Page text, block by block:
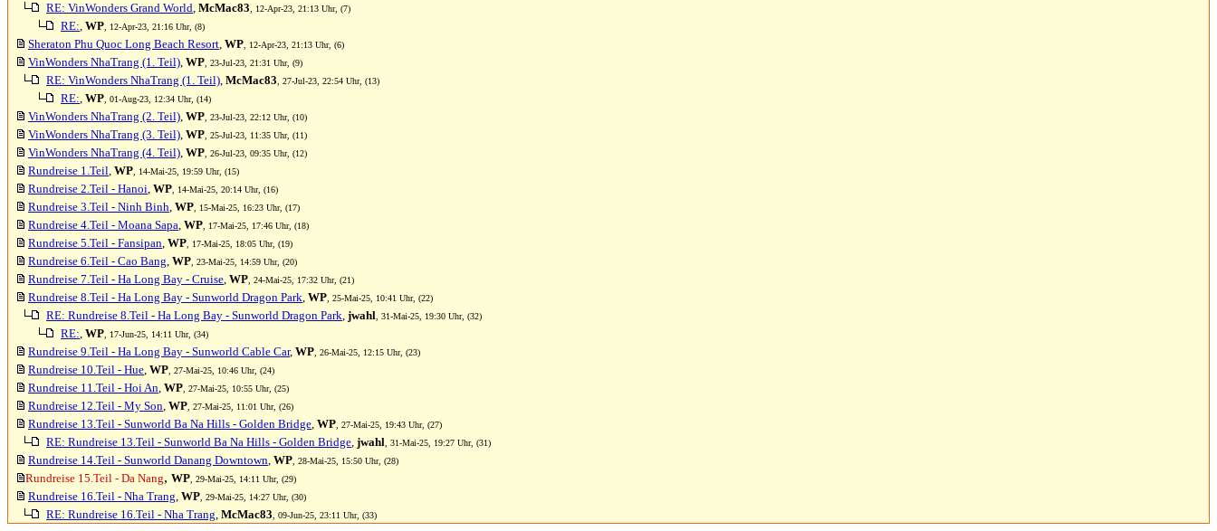
RE: VinWonders Grand World, McMac83 , 12-Apr-23, 21:13 Uhr, (7)
RE:, WP , 12-Apr-23, 21:16 Uhr, (8)
Sheraton Phu Quoc Long Beach Resort, WP , 12-Apr-23, 21:13 Uhr, (6)
VinWonders NhaTrang (1. Teil), WP , 23-Jul-23, 21:31 Uhr, (9)
RE: VinWonders NhaTrang (1. Teil), McMac83 , 27-Jul-23, 22:54 Uhr, (13)
RE:, WP , 01-Aug-23, 12:34 Uhr, (14)
VinWonders NhaTrang (2. Teil), WP , 23-Jul-23, 22:12 Uhr, (10)
VinWonders NhaTrang (3. Teil), WP , 25-Jul-23, 11:35 Uhr, (11)
VinWonders NhaTrang (4. Teil), WP , 26-Jul-23, 09:35 Uhr, (12)
Rundreise 1.Teil, WP , 14-Mai-25, 19:59 Uhr, (15)
Rundreise 2.Teil - Hanoi, WP , 14-Mai-25, 20:14 Uhr, (16)
Rundreise 3.Teil - Ninh Binh, WP , 15-Mai-25, 16:23 Uhr, (17)
Rundreise 4.Teil - Moana Sapa, WP , 17-Mai-25, 17:46 Uhr, (18)
Rundreise 5.Teil - Fansipan, WP , 17-Mai-25, 18:05 Uhr, (19)
Rundreise 6.Teil - Cao Bang, WP , 23-Mai-25, 14:59 Uhr, (20)
Rundreise 7.Teil - Ha Long Bay - Cruise, WP , 24-Mai-25, 17:32 Uhr, (21)
Rundreise 8.Teil - Ha Long Bay - Sunworld Dragon Park, WP , 25-Mai-25, 10:41 Uhr, (22)
RE: Rundreise 8.Teil - Ha Long Bay - Sunworld Dragon Park, jwahl , 31-Mai-25, 19:30 Uhr, (32)
RE:, WP , 17-Jun-25, 14:11 Uhr, (34)
Rundreise 9.Teil - Ha Long Bay - Sunworld Cable Car, WP , 26-Mai-25, 12:15 Uhr, (23)
Rundreise 10.Teil - Hue, WP , 27-Mai-25, 10:46 Uhr, (24)
Rundreise 11.Teil - Hoi An, WP , 27-Mai-25, 10:55 Uhr, (25)
Rundreise 12.Teil - My Son, WP , 27-Mai-25, 11:01 Uhr, (26)
Rundreise 13.Teil - Sunworld Ba Na Hills - Golden Bridge, WP , 27-Mai-25, 19:43 Uhr, (27)
RE: Rundreise 13.Teil - Sunworld Ba Na Hills - Golden Bridge, jwahl , 31-Mai-25, 19:27 Uhr, (31)
Rundreise 14.Teil - Sunworld Danang Downtown, WP , 28-Mai-25, 15:50 Uhr, (28)
Rundreise 15.Teil - Da Nang, WP , 29-Mai-25, 14:11 Uhr, (29)
Rundreise 16.Teil - Nha Trang, WP , 29-Mai-25, 14:27 Uhr, (30)
RE: Rundreise 16.Teil - Nha Trang, McMac83 , 09-Jun-25, 23:11 Uhr, (33)